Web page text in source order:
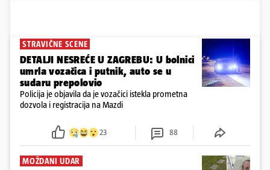
STRAVIČNE SCENE
DETALJI NESREĆE U ZAGREBU: U bolnici
umrla vozačica i putnik, auto se u
sudaru prepolovio
Policija je objavila da je vozačici istekla prometna
dozvola i registracija na Mazdi
23 88
MOŽDANI UDAR